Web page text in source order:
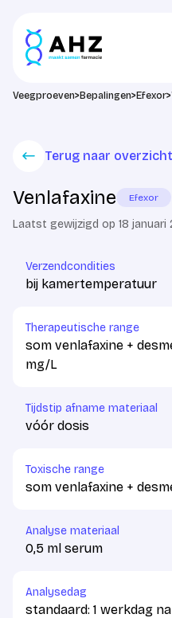
Veegproeven> Bepalingen> Efexor>
Terug naar overzicht
Venlafaxine Efexor
Laatst gewijzigd op 18 januari
Verzendcondities
bij kamertemperatuur
Therapeutische range
som venlafaxine +
mg/L
Tijdstip afname materiaal
vóór dosis
Toxische range
som venlafaxine +
Analyse materiaal
0,5 ml serum
Analysedag
standaard: 1 werkdag